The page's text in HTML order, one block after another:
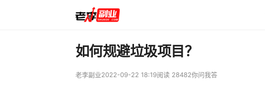
如何规避垃圾项目？
老李副业2022-09-22 18:19阅读 28482你问我答